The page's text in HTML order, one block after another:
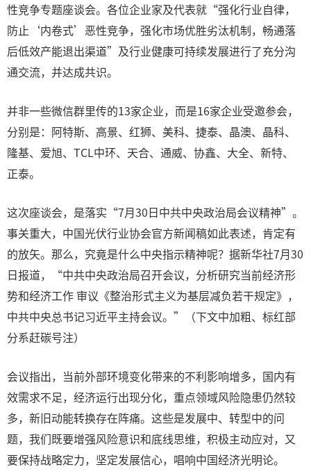
性竞争专题座谈会。各位企业家及代表就“强化行业自律，
防止‘内卷式’恶性竞争，强化市场优胜劣汰机制，畅通落
后低效产能退出渠道”及行业健康可持续发展进行了充分沟
通交流，并达成共识。
并非一些微信群里传的13家企业，而是16家企业受邀参会，
分别是：阿特斯、高景、红狮、美科、捷泰、晶澳、晶科、
隆基、爱旭、TCL中环、天合、通威、协鑫、大全、新特、
正泰。
这次座谈会，是落实“7月30日中共中央政治局会议精神”。
事关重大，中国光伏行业协会官方新闻稿如此表述，肯定有
的放矢。那么，究竟是什么中央指示精神呢？据新华社7月30
日报道，“中共中央政治局召开会议，分析研究当前经济形
势和经济工作 审议《整治形式主义为基层减负若干规定》，
中共中央总书记习近平主持会议。”（下文中加粗、标红部
分系赶碳号注）
会议指出，当前外部环境变化带来的不利影响增多，国内有
效需求不足，经济运行出现分化，重点领域风险隐患仍然较
多，新旧动能转换存在阵痛。这些是发展中、转型中的问
题，我们既要增强风险意识和底线思维，积极主动应对，又
要保持战略定力，坚定发展信心，唱响中国经济光明论。